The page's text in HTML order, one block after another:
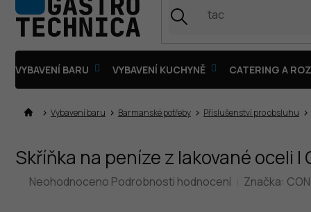
VYBAVENÍ BARU VYBAVENÍ KUCHYNĚ CATERING A
Vybavení baru Barmanské potřeby Příslušenství pro obsluhu
Skříňka na peníze z lakované oceli |
Průměrné
Neohodnoceno Podrobnosti hodnocení Značka: